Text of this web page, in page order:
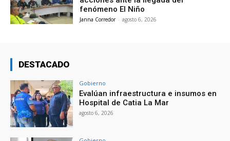
fenómeno El Niño
Janna Corredor - agosto 6, 2026
DESTACADO
Gobierno
Evalúan infraestructura e insumos en
Hospital de Catia La Mar
agosto 6, 2026